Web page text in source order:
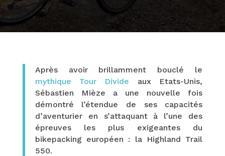
Après avoir brillamment bouclé le
mythique Tour Divide aux Etats-Unis,
Sébastien Mièze a une nouvelle fois
démontré l’étendue de ses capacités
d’aventurier en s’attaquant à l’une des
épreuves les plus exigeantes du
bikepacking européen : la Highland Trail
550.